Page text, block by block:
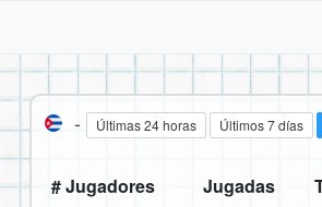
- Últimas 24 horas Últimos 7 días
# Jugadores Jugadas